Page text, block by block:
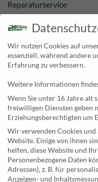
Reparaturservice
Bestpreisgarantie
Kategorien
Newsletter
KONTAKT
MusicEggert
Inh. Rolf Eggert
Paulstraße 2a
19249 Lübtheen
Wir nutzen Cookies auf
essenziell, während andere
Erfahrung zu verbessern.
Weitere Informationen
Wenn Sie unter 16 Jahre alt
freiwilligen Diensten geben
Erziehungsberechtigten um
Wir verwenden Cookies
Website. Einige von ihnen
helfen, diese Website und
Personenbezogene Daten
Adressen), z. B. für
Anzeigen- und